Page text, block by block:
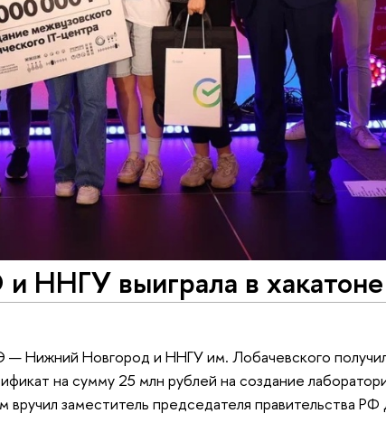
ННГУ выиграла в
Нижний Новгород и ННГУ им. Лобачевского
на сумму 25 млн рублей на создание
вручил заместитель председателя правительства